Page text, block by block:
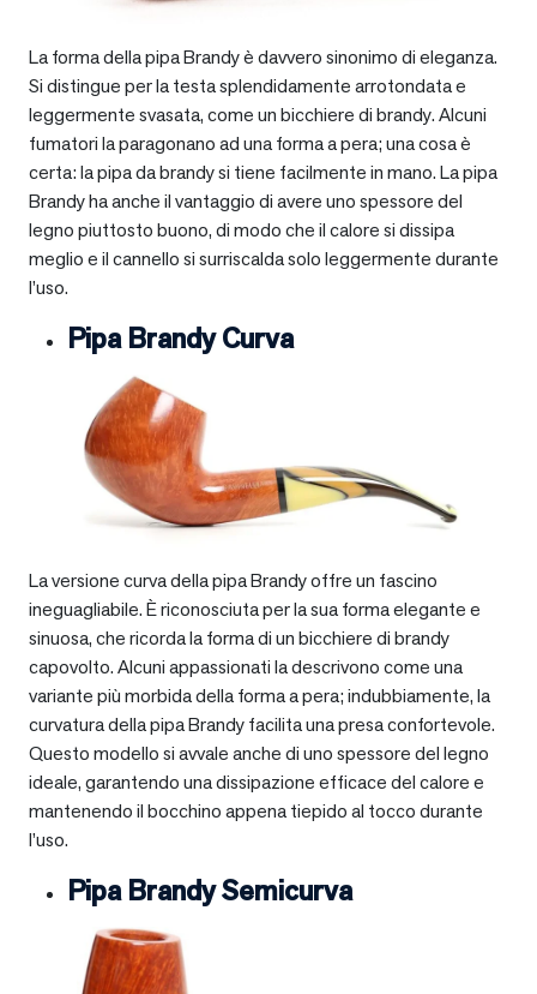
La forma della pipa Brandy è davvero sinonimo di eleganza.
Si distingue per la testa splendidamente arrotondata e
leggermente svasata, come un bicchiere di brandy. Alcuni
fumatori la paragonano ad una forma a pera; una cosa è
certa: la pipa da brandy si tiene facilmente in mano. La pipa
Brandy ha anche il vantaggio di avere uno spessore del
legno piuttosto buono, di modo che il calore si dissipa
meglio e il cannello si surriscalda solo leggermente durante
l’uso.
Pipa Brandy Curva
La versione curva della pipa Brandy offre un fascino
ineguagliabile. È riconosciuta per la sua forma elegante e
sinuosa, che ricorda la forma di un bicchiere di brandy
capovolto. Alcuni appassionati la descrivono come una
variante più morbida della forma a pera; indubbiamente, la
curvatura della pipa Brandy facilita una presa confortevole.
Questo modello si avvale anche di uno spessore del legno
ideale, garantendo una dissipazione efficace del calore e
mantenendo il bocchino appena tiepido al tocco durante
l’uso.
Pipa Brandy Semicurva